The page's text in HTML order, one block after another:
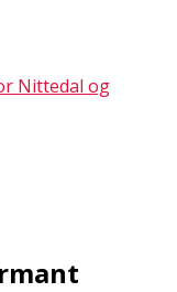
Nittedal og